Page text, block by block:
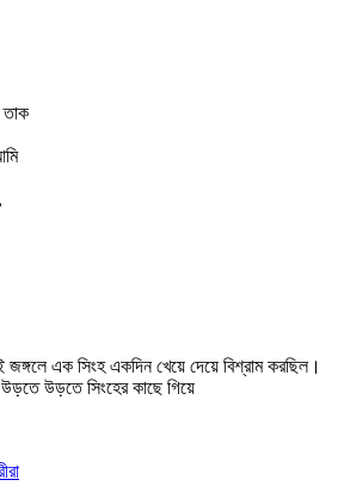
এক সিংহ একদিন খেয়ে দেয়ে বিশ্রাম করছিল।
উড়তে সিংহের কাছে গিয়ে